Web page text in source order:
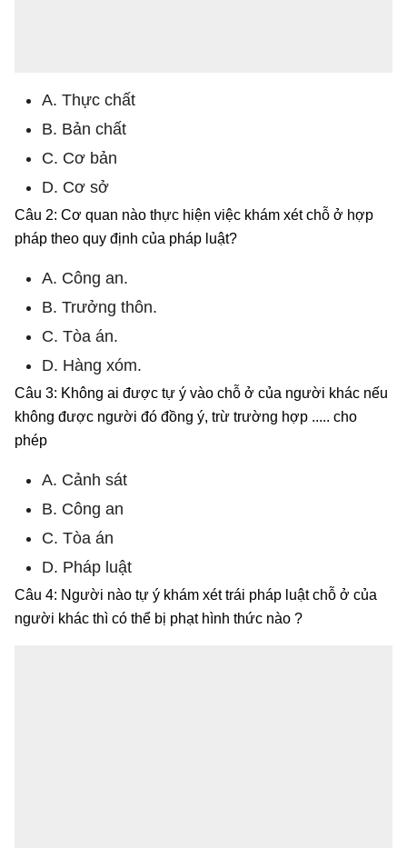
A. Thực chất
B. Bản chất
C. Cơ bản
D. Cơ sở
Câu 2: Cơ quan nào thực hiện việc khám xét chỗ ở hợp
pháp theo quy định của pháp luật?
A. Công an.
B. Trưởng thôn.
C. Tòa án.
D. Hàng xóm.
Câu 3: Không ai được tự ý vào chỗ ở của người khác nếu
không được người đó đồng ý, trừ trường hợp ..... cho
phép
A. Cảnh sát
B. Công an
C. Tòa án
D. Pháp luật
Câu 4: Người nào tự ý khám xét trái pháp luật chỗ ở của
người khác thì có thể bị phạt hình thức nào ?